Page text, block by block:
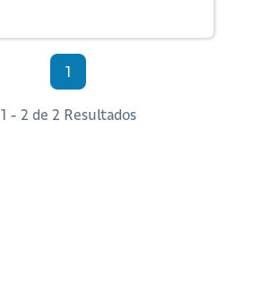
1
1 - 2 de 2 Resultados